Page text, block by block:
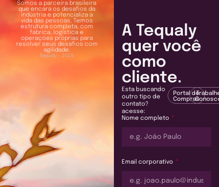
Somos a parceira brasileira
que encara os desafios da
indústria e potencializa a
vida das pessoas. Temos
estrutura completa, com
fábrica, logística e
operações próprias para
resolver seus desafios com
agilidade.
Tequaly - 2025
A Tequaly
quer você
como
cliente.
Esta buscando
outro tipo de
contato?
acesse:
Portal de
Compras
Nome completo
Email corporativo